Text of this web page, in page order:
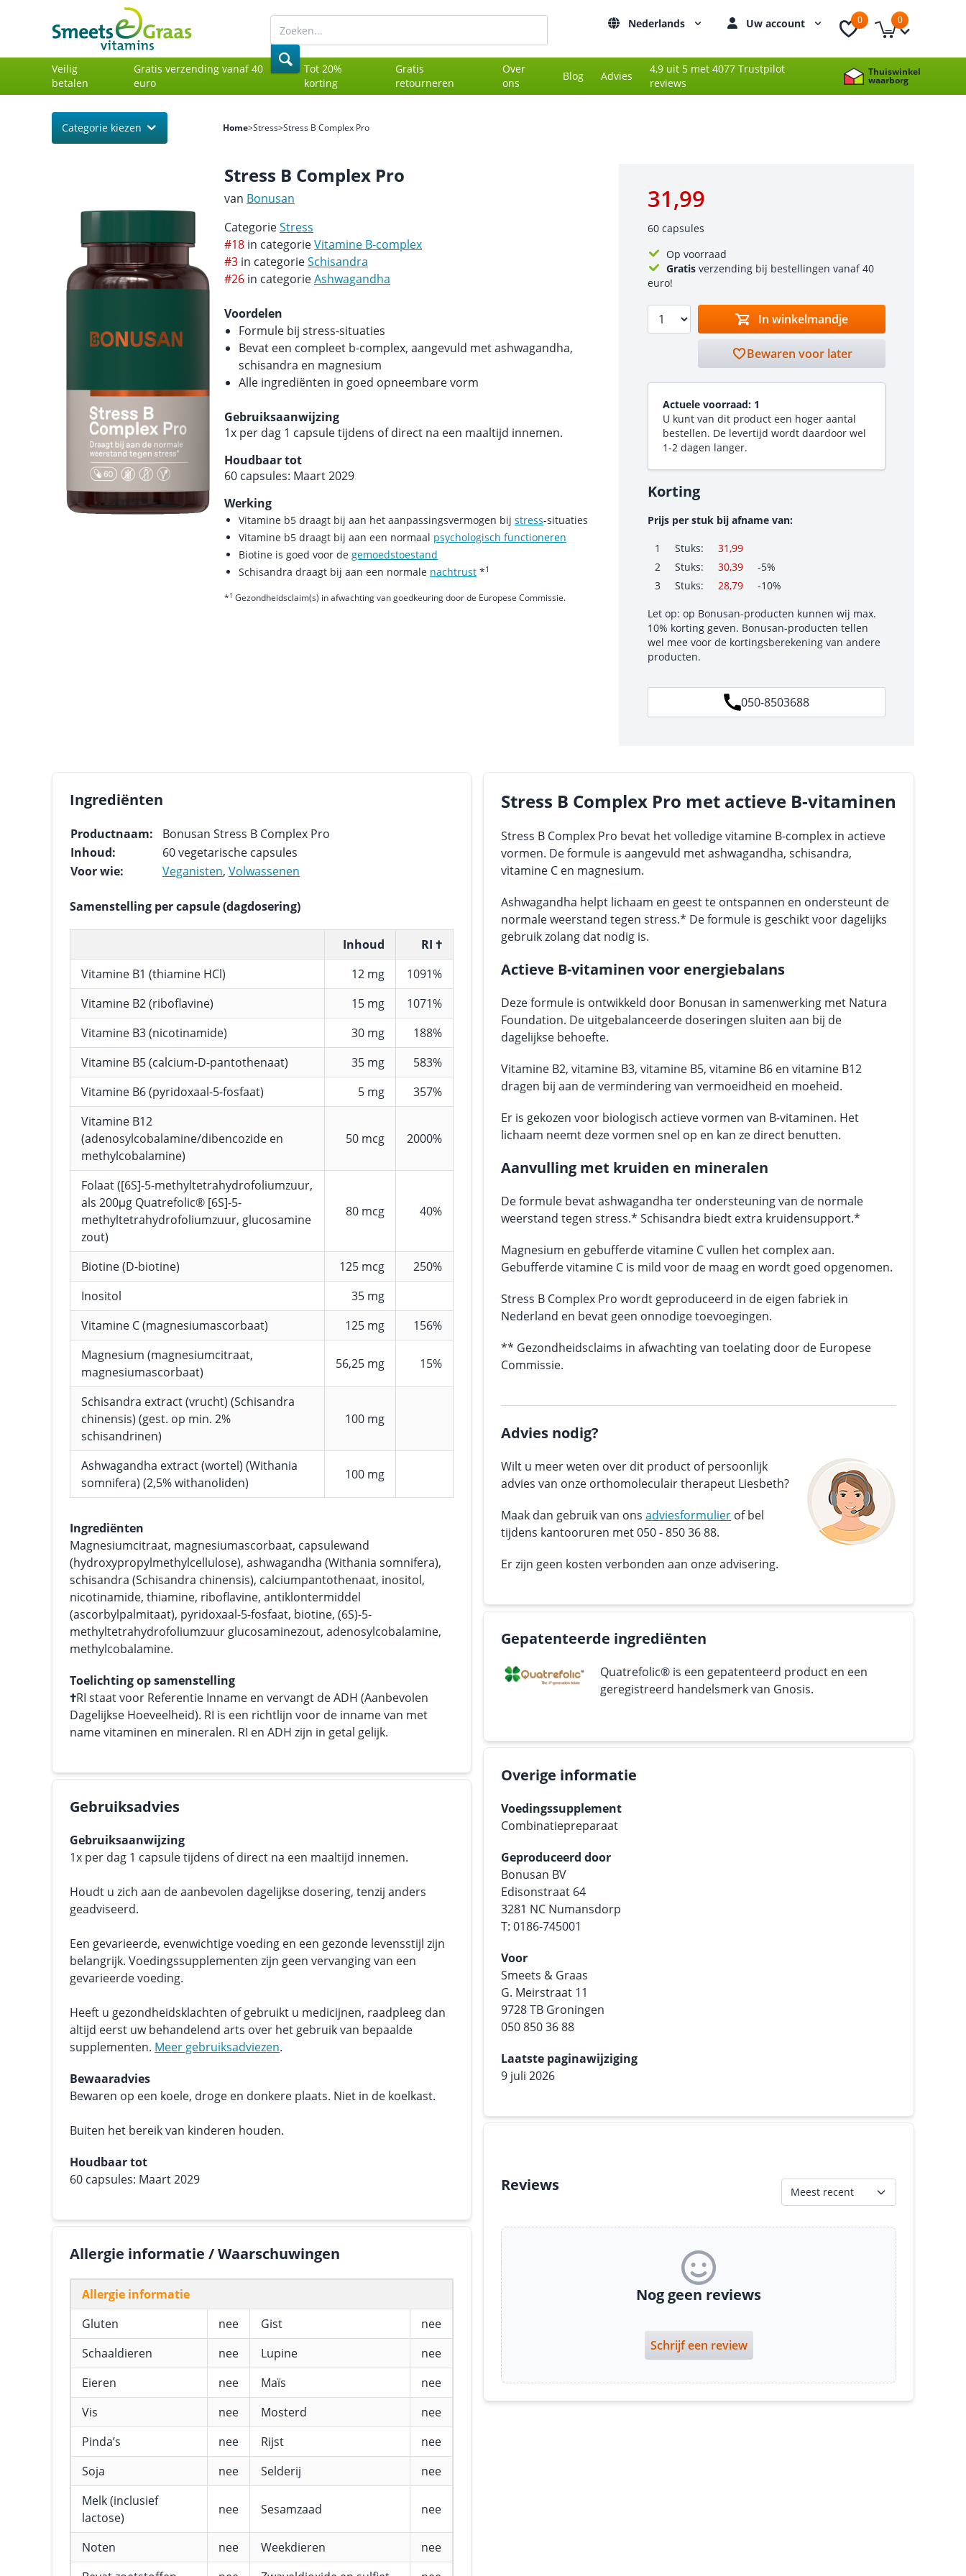
Nederlands Uw account 0 0
Veilig
betalen
Gratis verzending vanaf 40
euro
Tot 20%
korting
Gratis
retourneren
Over
ons
Blog Advies
4,9 uit 5 met 4077 Trustpilot
reviews
Thuiswinkel
waarborg
Categorie kiezen Home>Stress>Stress B Complex Pro
Stress B Complex Pro
van Bonusan
CategorieStress
#18 in categorieVitamine B-complex
#3 in categorieSchisandra
#26 in categorieAshwagandha
Voordelen
Formule bij stress-situaties
Bevat een compleet b-complex, aangevuld met ashwagandha,
schisandra en magnesium
Alle ingrediënten in goed opneembare vorm
Gebruiksaanwijzing
1x per dag 1 capsule tijdens of direct na een maaltijd innemen.
Houdbaar tot
60 capsules: Maart 2029
Werking
Vitamine b5 draagt bij aan het aanpassingsvermogen bij stress-situaties
Vitamine b5 draagt bij aan een normaal psychologisch functioneren
Biotine is goed voor de gemoedstoestand
Schisandra draagt bij aan een normale nachtrust *1
*1 Gezondheidsclaim(s) in afwachting van goedkeuring door de Europese Commissie.
31,99
60 capsules
Op voorraad
Gratis verzending bij bestellingen vanaf 40
euro!
In winkelmandje
Bewaren voor later
Actuele voorraad: 1
U kunt van dit product een hoger aantal
bestellen. De levertijd wordt daardoor wel
1-2 dagen langer.
Korting
Prijs per stuk bij afname van:
1 Stuks:
31,99
2
Stuks: 30,39
-5%
3
Stuks: 28,79 -10%
Let op: op Bonusan-producten kunnen wij max.
10% korting geven. Bonusan-producten tellen
wel mee voor de kortingsberekening van andere
producten.
050-8503688
Ingrediënten
Productnaam:
Bonusan Stress B Complex Pro
Inhoud:
60 vegetarische capsules
Voor wie:
Veganisten, Volwassenen
Samenstelling per capsule (dagdosering)
Inhoud
RI †
Vitamine B1 (thiamine HCl)
12 mg
1091%
Vitamine B2 (riboflavine)
15 mg
1071%
Vitamine B3 (nicotinamide)
30 mg
188%
Vitamine B5 (calcium-D-pantothenaat)
35 mg
583%
Vitamine B6 (pyridoxaal-5-fosfaat)
5 mg
357%
Vitamine B12
(adenosylcobalamine/dibencozide en
methylcobalamine)
50 mcg 2000%
Folaat ([6S]-5-methyltetrahydrofoliumzuur,
als 200μg Quatrefolic® [6S]-5-
methyltetrahydrofoliumzuur, glucosamine
zout)
80 mcg 40%
Biotine (D-biotine) 125 mcg
250%
Inositol
35 mg
Vitamine C (magnesiumascorbaat)
125 mg
156%
Magnesium (magnesiumcitraat,
magnesiumascorbaat)
56,25 mg 15%
Schisandra extract (vrucht) (Schisandra
chinensis) (gest. op min. 2%
schisandrinen)
100 mg
Ashwagandha extract (wortel) (Withania
somnifera) (2,5% withanoliden)
100 mg
Ingrediënten
Magnesiumcitraat, magnesiumascorbaat, capsulewand
(hydroxypropylmethylcellulose), ashwagandha (Withania somnifera),
schisandra (Schisandra chinensis), calciumpantothenaat, inositol,
nicotinamide, thiamine, riboflavine, antiklontermiddel
(ascorbylpalmitaat), pyridoxaal-5-fosfaat, biotine, (6S)-5-
methyltetrahydrofoliumzuur glucosaminezout, adenosylcobalamine,
methylcobalamine.
Toelichting op samenstelling
†RI staat voor Referentie Inname en vervangt de ADH (Aanbevolen
Dagelijkse Hoeveelheid). RI is een richtlijn voor de inname van met
name vitaminen en mineralen. RI en ADH zijn in getal gelijk.
Gebruiksadvies
Gebruiksaanwijzing
1x per dag 1 capsule tijdens of direct na een maaltijd innemen.
Houdt u zich aan de aanbevolen dagelijkse dosering, tenzij anders
geadviseerd.
Een gevarieerde, evenwichtige voeding en een gezonde levensstijl zijn
belangrijk. Voedingssupplementen zijn geen vervanging van een
gevarieerde voeding.
Heeft u gezondheidsklachten of gebruikt u medicijnen, raadpleeg dan
altijd eerst uw behandelend arts over het gebruik van bepaalde
supplementen. Meer gebruiksadviezen.
Bewaaradvies
Bewaren op een koele, droge en donkere plaats. Niet in de koelkast.
Buiten het bereik van kinderen houden.
Houdbaar tot
60 capsules: Maart 2029
Allergie informatie / Waarschuwingen
Allergie informatie
Gluten
nee Gist
nee
Schaaldieren
nee Lupine
nee
Eieren
nee Maïs
nee
Vis
nee Mosterd
nee
Pinda’s
nee Rijst
nee
Soja
nee Selderij
nee
Melk (inclusief
lactose)
nee Sesamzaad nee
Noten nee Weekdieren
nee
Stress B Complex Pro met actieve B-vitaminen
Stress B Complex Pro bevat het volledige vitamine B-complex in actieve
vormen. De formule is aangevuld met ashwagandha, schisandra,
vitamine C en magnesium.
Ashwagandha helpt lichaam en geest te ontspannen en ondersteunt de
normale weerstand tegen stress.* De formule is geschikt voor dagelijks
gebruik zolang dat nodig is.
Actieve B-vitaminen voor energiebalans
Deze formule is ontwikkeld door Bonusan in samenwerking met Natura
Foundation. De uitgebalanceerde doseringen sluiten aan bij de
dagelijkse behoefte.
Vitamine B2, vitamine B3, vitamine B5, vitamine B6 en vitamine B12
dragen bij aan de vermindering van vermoeidheid en moeheid.
Er is gekozen voor biologisch actieve vormen van B-vitaminen. Het
lichaam neemt deze vormen snel op en kan ze direct benutten.
Aanvulling met kruiden en mineralen
De formule bevat ashwagandha ter ondersteuning van de normale
weerstand tegen stress.* Schisandra biedt extra kruidensupport.*
Magnesium en gebufferde vitamine C vullen het complex aan.
Gebufferde vitamine C is mild voor de maag en wordt goed opgenomen.
Stress B Complex Pro wordt geproduceerd in de eigen fabriek in
Nederland en bevat geen onnodige toevoegingen.
** Gezondheidsclaims in afwachting van toelating door de Europese
Commissie.
Advies nodig?
Wilt u meer weten over dit product of persoonlijk
advies van onze orthomoleculair therapeut Liesbeth?
Maak dan gebruik van ons adviesformulier of bel
tijdens kantooruren met 050 - 850 36 88.
Er zijn geen kosten verbonden aan onze advisering.
Gepatenteerde ingrediënten
Quatrefolic® is een gepatenteerd product en een
geregistreerd handelsmerk van Gnosis.
Overige informatie
Voedingssupplement
Combinatiepreparaat
Geproduceerd door
Bonusan BV
Edisonstraat 64
3281 NC Numansdorp
T: 0186-745001
Voor
Smeets & Graas
G. Meirstraat 11
9728 TB Groningen
050 850 36 88
Laatste paginawijziging
9 juli 2026
Reviews Meest recent
Nog geen reviews
Schrijf een review